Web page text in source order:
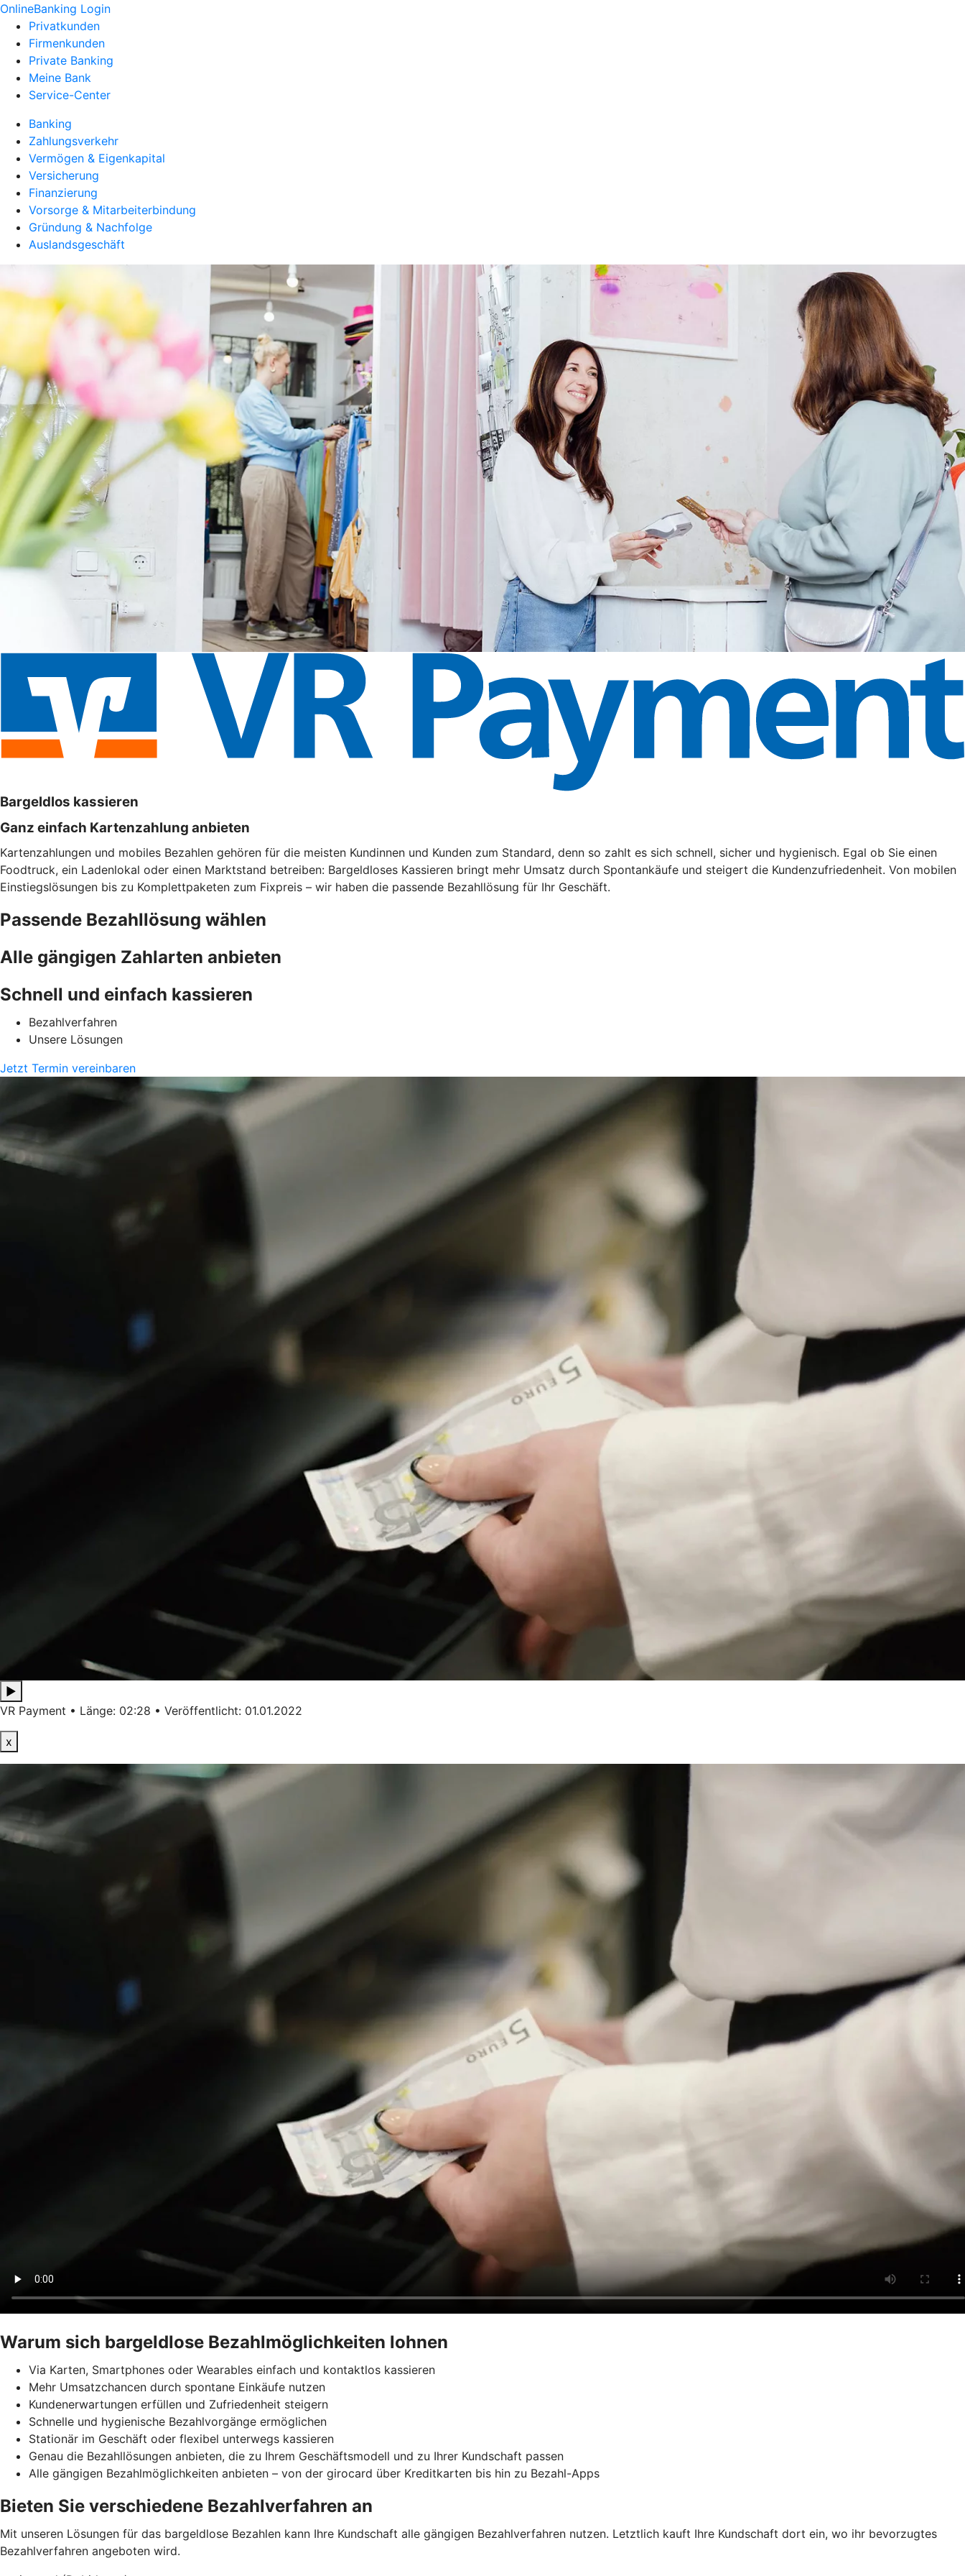
OnlineBanking Login
Privatkunden
Firmenkunden
Private Banking
Meine Bank
Service-Center
Banking
Zahlungsverkehr
Vermögen & Eigenkapital
Versicherung
Finanzierung
Vorsorge & Mitarbeiterbindung
Gründung & Nachfolge
Auslandsgeschäft
Bargeldlos kassieren
Ganz einfach Kartenzahlung anbieten
Kartenzahlungen und mobiles Bezahlen gehören für die meisten Kundinnen und Kunden zum Standard, denn so zahlt es sich schnell, sicher und hygienisch. Egal ob Sie einen
Foodtruck, ein Ladenlokal oder einen Marktstand betreiben: Bargeldloses Kassieren bringt mehr Umsatz durch Spontankäufe und steigert die Kundenzufriedenheit. Von mobilen
Einstiegslösungen bis zu Komplettpaketen zum Fixpreis – wir haben die passende Bezahllösung für Ihr Geschäft.
Passende Bezahllösung wählen
Alle gängigen Zahlarten anbieten
Schnell und einfach kassieren
Bezahlverfahren
Unsere Lösungen
Jetzt Termin vereinbaren
▶
VR Payment • Länge: 02:28 • Veröffentlicht: 01.01.2022
x
Warum sich bargeldlose Bezahlmöglichkeiten lohnen
Via Karten, Smartphones oder Wearables einfach und kontaktlos kassieren
Mehr Umsatzchancen durch spontane Einkäufe nutzen
Kundenerwartungen erfüllen und Zufriedenheit steigern
Schnelle und hygienische Bezahlvorgänge ermöglichen
Stationär im Geschäft oder flexibel unterwegs kassieren
Genau die Bezahllösungen anbieten, die zu Ihrem Geschäftsmodell und zu Ihrer Kundschaft passen
Alle gängigen Bezahlmöglichkeiten anbieten – von der girocard über Kreditkarten bis hin zu Bezahl-Apps
Bieten Sie verschiedene Bezahlverfahren an
Mit unseren Lösungen für das bargeldlose Bezahlen kann Ihre Kundschaft alle gängigen Bezahlverfahren nutzen. Letztlich kauft Ihre Kundschaft dort ein, wo ihr bevorzugtes
Bezahlverfahren angeboten wird.